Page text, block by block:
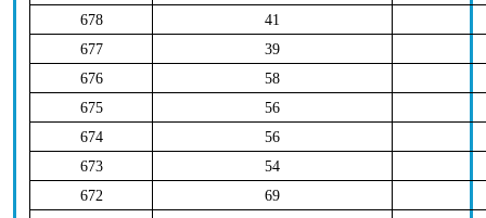
678
41
677
39
676
58
675
56
674
56
673
54
672
69